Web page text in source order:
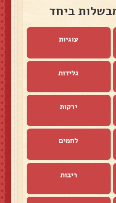
ביחד
עוגיות
גלידות
ירקות
לחמים
ריבות